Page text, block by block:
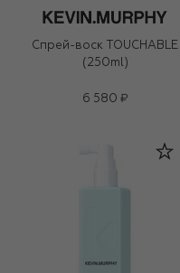
Спрей-воск TOUCHABLE
(250ml)
6 580 ₽